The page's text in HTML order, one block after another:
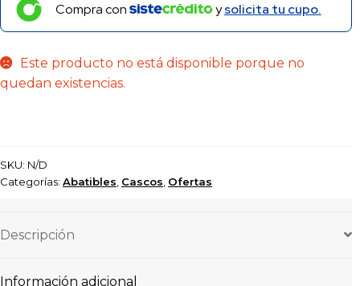
Compra con ysolicita tu cupo.
Este producto no está disponible porque no
quedan existencias.
SKU: N/D
Categorías: Abatibles Cascos Ofertas
Descripción
Información adicional